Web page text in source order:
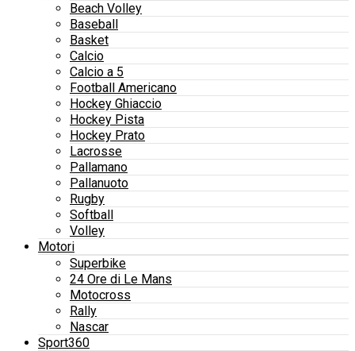
Beach Volley
Baseball
Basket
Calcio
Calcio a 5
Football Americano
Hockey Ghiaccio
Hockey Pista
Hockey Prato
Lacrosse
Pallamano
Pallanuoto
Rugby
Softball
Volley
Motori
Superbike
24 Ore di Le Mans
Motocross
Rally
Nascar
Sport360